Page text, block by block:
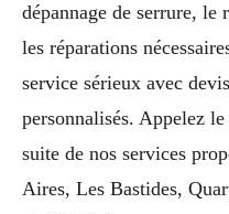
dépannage de serrure,
les réparations
service sérieux avec
personnalisés. Appelez
suite de nos services
Aires, Les Bastides,